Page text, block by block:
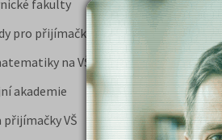
fakulty
pro přijímačky
na VŠE Praha
akademie
VŠ